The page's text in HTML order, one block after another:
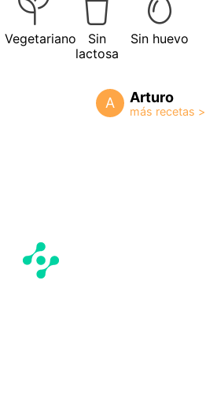
Vegetariano
Sin
lactosa
Sin huevo
A Arturo